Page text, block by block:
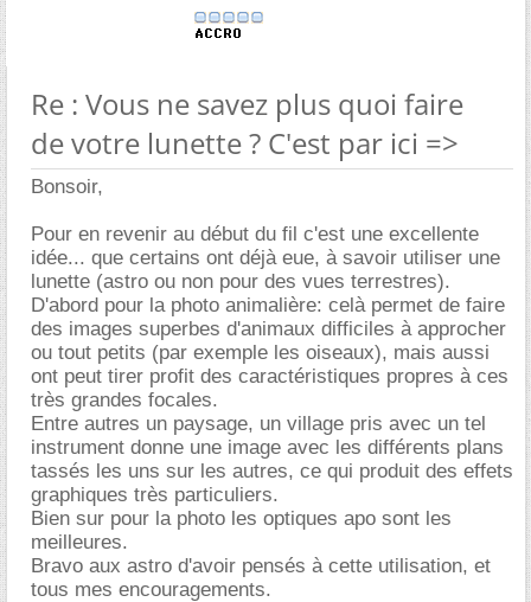
Re : Vous ne savez plus quoi faire
de votre lunette ? C'est par ici =>
Bonsoir,
Pour en revenir au début du fil c'est une excellente
idée... que certains ont déjà eue, à savoir utiliser une
lunette (astro ou non pour des vues terrestres).
D'abord pour la photo animalière: celà permet de faire
des images superbes d'animaux difficiles à approcher
ou tout petits (par exemple les oiseaux), mais aussi
ont peut tirer profit des caractéristiques propres à ces
très grandes focales.
Entre autres un paysage, un village pris avec un tel
instrument donne une image avec les différents plans
tassés les uns sur les autres, ce qui produit des effets
graphiques très particuliers.
Bien sur pour la photo les optiques apo sont les
meilleures.
Bravo aux astro d'avoir pensés à cette utilisation, et
tous mes encouragements.